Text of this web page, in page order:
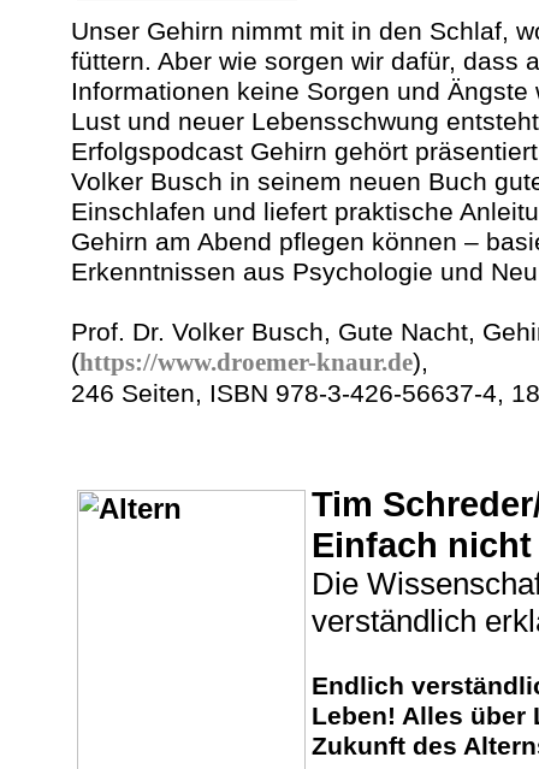
Unser Gehirn nimmt mit in den Schlaf,
füttern. Aber wie sorgen wir dafür, dass
Informationen keine Sorgen und Ängste
Lust und neuer Lebensschwung
Erfolgspodcast Gehirn gehört
Volker Busch in seinem neuen Buch
Einschlafen und liefert praktische
Gehirn am Abend pflegen können –
Erkenntnissen aus Psychologie und
Prof. Dr. Volker Busch, Gute Nacht,
(https://www.droemer-knaur.de),
246 Seiten, ISBN 978-3-426-56637-4,
Tim
Einfach
Die
verständlich
Endlich
Leben! Alles über
Zukunft des